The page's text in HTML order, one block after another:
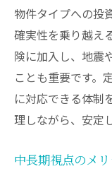
物件タイプへの投
確実性を乗り越え
険に加入し、地震
ことも重要です。
に対応できる体制
理しながら、安定
中長期視点のメリ